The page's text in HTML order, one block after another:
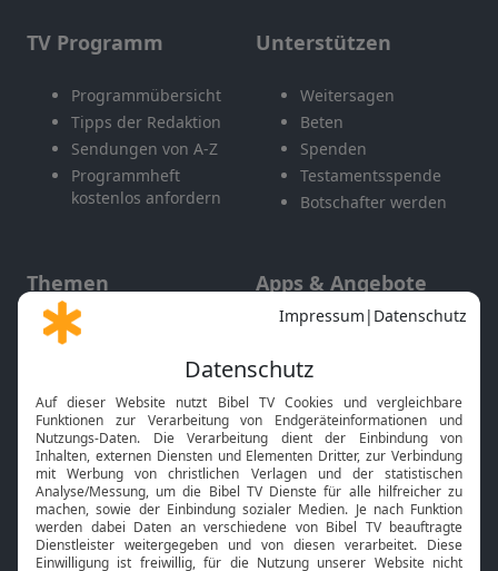
TV Programm
Programmübersicht
Tipps der Redaktion
Sendungen von A-Z
Programmheft
kostenlos anfordern
Unterstützen
Weitersagen
Beten
Spenden
Testamentsspende
Botschafter werden
Themen
Gott und Bibel erklärt
Neuigkeiten
Apps & Angebote
Mobile App
Smart TV
HbbTV
Bibelthek Online-Bibel
Nächster Gottesdienst